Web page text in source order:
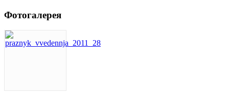
Фотогалерея